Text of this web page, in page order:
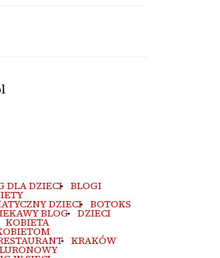
DLA DZIECI BLOGI
DZIECI BOTOKS
BLOG DZIECI
KOBIETA
KRAKÓW